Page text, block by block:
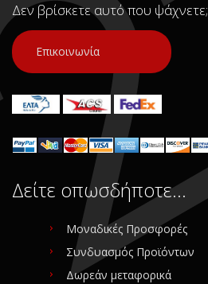
Δεν βρίσκετε αυτό που ψάχνετε;
Επικοινωνία
Δείτε οπωσδήποτε…
Μοναδικές Προσφορές
Συνδυασμός Προϊόντων
Δωρεάν μεταφορικά